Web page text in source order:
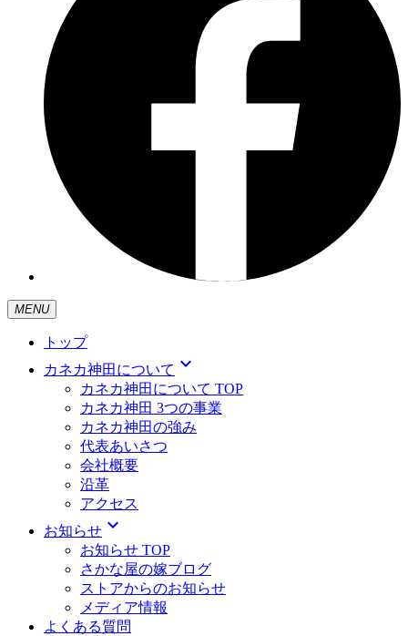
MENU
トップ
カネカ神田について expand_more
カネカ神田について TOP
カネカ神田 3つの事業
カネカ神田の強み
代表あいさつ
会社概要
沿革
アクセス
お知らせ expand_more
お知らせ TOP
さかな屋の嫁ブログ
ストアからのお知らせ
メディア情報
よくある質問